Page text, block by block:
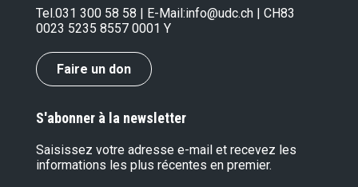
Tel.031 300 58 58 | E-Mail:info@udc.ch | CH83
0023 5235 8557 0001 Y
Faire un don
S'abonner à la newsletter
Saisissez votre adresse e-mail et recevez les
informations les plus récentes en premier.